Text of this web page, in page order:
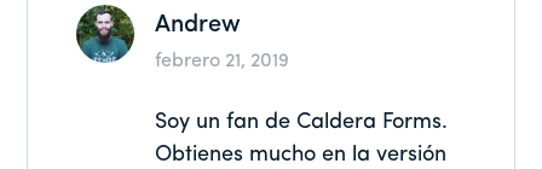
Andrew
febrero 21, 2019
Soy un fan de Caldera Forms.
Obtienes mucho en la versión